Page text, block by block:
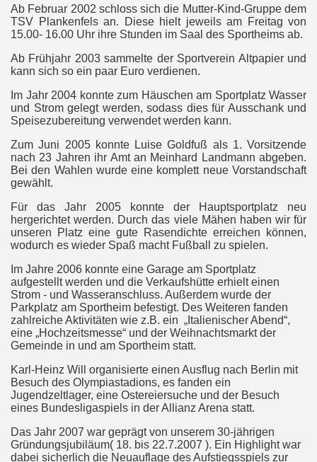
Ab Februar 2002 schloss sich die Mutter-Kind-Gruppe dem
TSV Plankenfels an. Diese hielt jeweils am Freitag von
15.00- 16.00 Uhr ihre Stunden im Saal des Sportheims ab.
Ab Frühjahr 2003 sammelte der Sportverein Altpapier und
kann sich so ein paar Euro verdienen.
Im Jahr 2004 konnte zum Häuschen am Sportplatz Wasser
und Strom gelegt werden, sodass dies für Ausschank und
Speisezubereitung verwendet werden kann.
Zum Juni 2005 konnte Luise Goldfuß als 1. Vorsitzende
nach 23 Jahren ihr Amt an Meinhard Landmann abgeben.
Bei den Wahlen wurde eine komplett neue Vorstandschaft
gewählt.
Für das Jahr 2005 konnte der Hauptsportplatz neu
hergerichtet werden. Durch das viele Mähen haben wir für
unseren Platz eine gute Rasendichte erreichen können,
wodurch es wieder Spaß macht Fußball zu spielen.
Im Jahre 2006 konnte eine Garage am Sportplatz
aufgestellt werden und die Verkaufshütte erhielt einen
Strom - und Wasseranschluss. Außerdem wurde der
Parkplatz am Sportheim befestigt. Des Weiteren fanden
zahlreiche Aktivitäten wie z.B. ein „Italienischer Abend“,
eine „Hochzeitsmesse“ und der Weihnachtsmarkt der
Gemeinde in und am Sportheim statt.
Karl-Heinz Will organisierte einen Ausflug nach Berlin mit
Besuch des Olympiastadions, es fanden ein
Jugendzeltlager, eine Ostereiersuche und der Besuch
eines Bundesligaspiels in der Allianz Arena statt.
Das Jahr 2007 war geprägt von unserem 30-jährigen
Gründungsjubiläum( 18. bis 22.7.2007 ). Ein Highlight war
dabei sicherlich die Neuauflage des Aufstiegsspiels zur